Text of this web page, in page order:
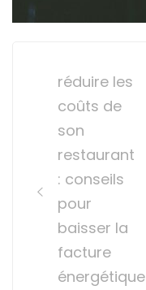
navigationréduire les
coûts de
son
restaurant
: conseils
pour
baisser la
facture
énergétique